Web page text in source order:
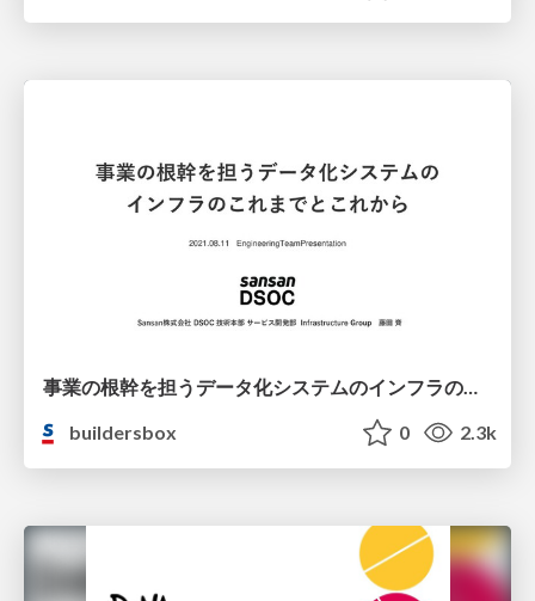
buildersbox
0 2.3k